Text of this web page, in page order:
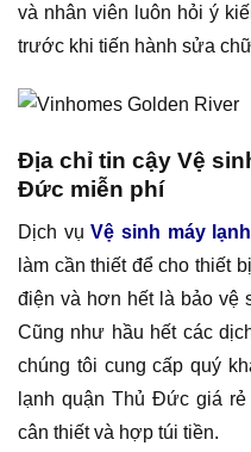
và nhân viên luôn hỏi ý
trước khi tiến hành sửa
Địa chỉ tin cậy Vệ
Đức miễn phí
Dịch vụVệ sinh máy
làm cần thiết để cho thiết
điện và hơn hết là bảo vệ
Cũng như hầu hết các
chúng tôi cung cấp quý
lạnh quận Thủ Đức giá
cân thiết và hợp túi tiền.